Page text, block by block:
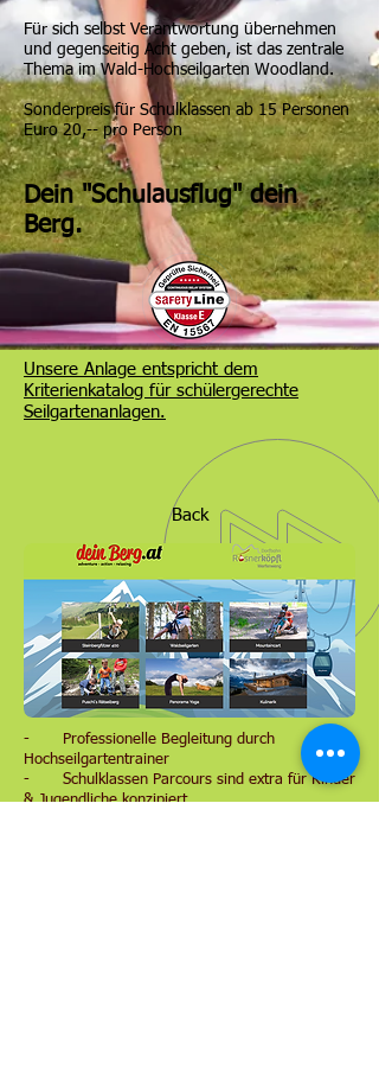
Für sich selbst Verantwortung übernehmen
und gegenseitig Acht geben, ist das zentrale
Thema im Wald-Hochseilgarten Woodland.
Sonderpreis für Schulklassen ab 15 Personen
Euro 20,-- pro Person
Dein "Schulausflug" dein
Berg.
Unsere Anlage entspricht dem
Kriterienkatalog für schülergerechte
Seilgartenanlagen.
Back
- Professionelle Begleitung durch
Hochseilgartentrainer
- Schulklassen Parcours sind extra für Kinder
& Jugendliche konzipiert